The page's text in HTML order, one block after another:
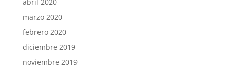
abril 2020
marzo 2020
febrero 2020
diciembre 2019
noviembre 2019